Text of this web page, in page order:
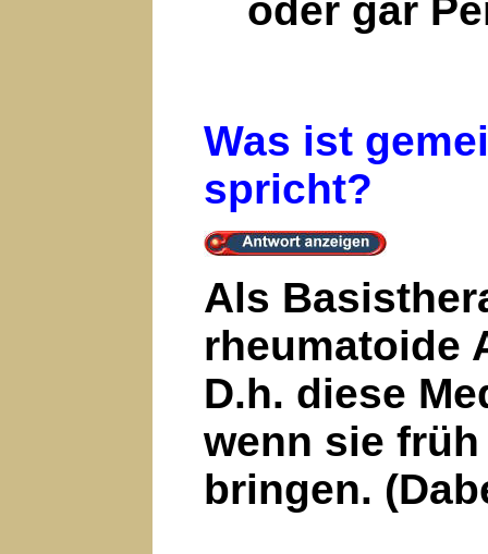
oder gar
Was ist
spricht?
Als
rheumatoide
D.h. diese
wenn sie
bringen.